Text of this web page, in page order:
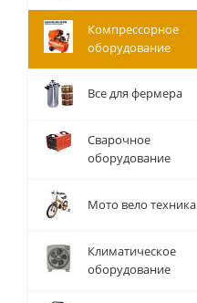
Компрессорное
оборудование
Все для фермера
Сварочное
оборудование
Мото вело техника
Климатическое
оборудование